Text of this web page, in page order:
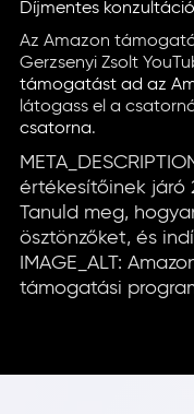
Díjmentes
Az Amazon
Gerzsenyi Zsolt
támogatást ad az
látogass el a
csatorna.
értékesítőinek járó
Tanuld meg,
ösztönzőket, és
IMAGE_ALT:
támogatási